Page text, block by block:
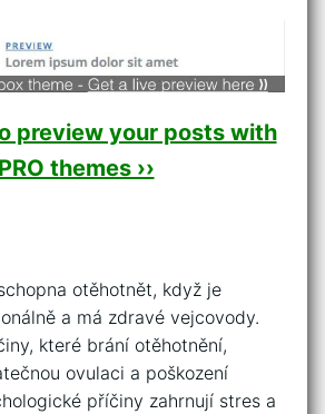
preview your posts with
PRO themes ››
otěhotnět, když je
a má zdravé vejcovody.
které brání otěhotnění,
ovulaci a poškození
příčiny zahrnují stres a